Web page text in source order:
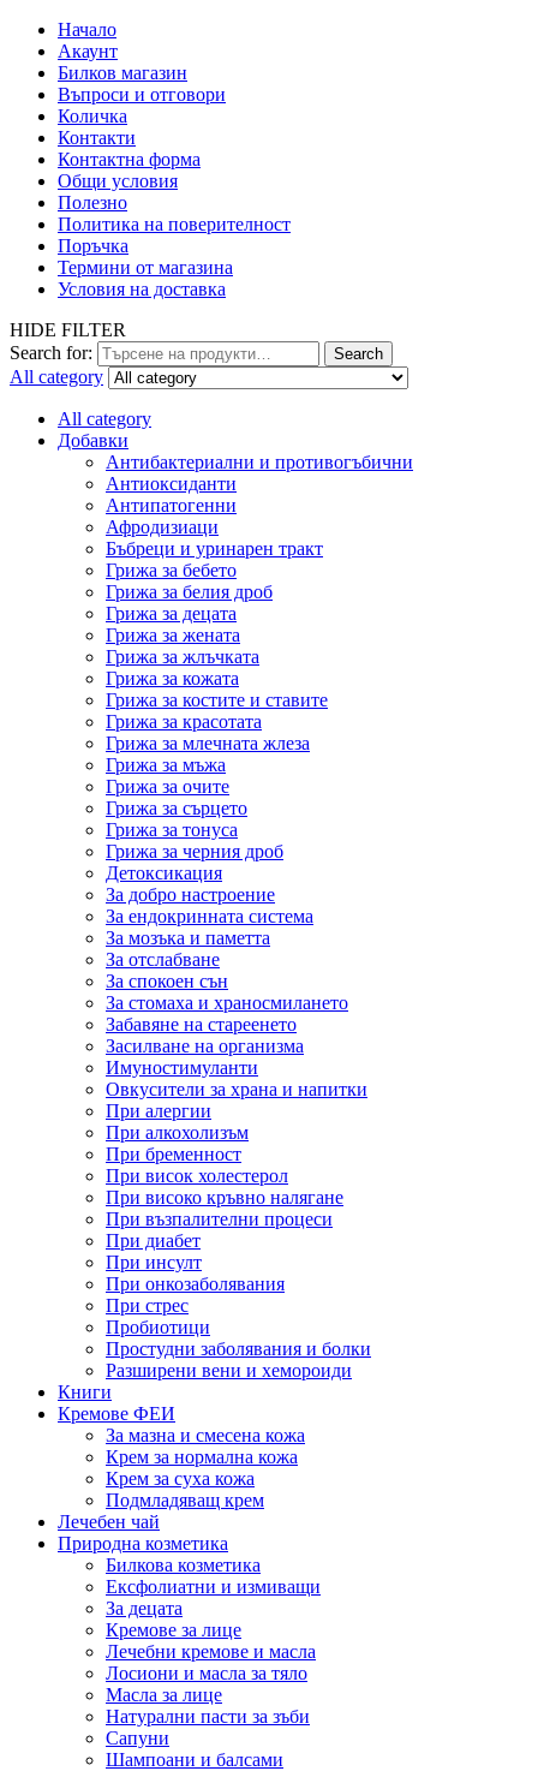
Начало
Акаунт
Билков магазин
Въпроси и отговори
Количка
Контакти
Контактна форма
Общи условия
Полезно
Политика на поверителност
Поръчка
Термини от магазина
Условия на доставка
HIDE FILTER
Search for:
Search
All category
All category
Добавки
Антибактериални и противогъбични
Антиоксиданти
Антипатогенни
Афродизиаци
Бъбреци и уринарен тракт
Грижа за бебето
Грижа за белия дроб
Грижа за децата
Грижа за жената
Грижа за жлъчката
Грижа за кожата
Грижа за костите и ставите
Грижа за красотата
Грижа за млечната жлеза
Грижа за мъжа
Грижа за очите
Грижа за сърцето
Грижа за тонуса
Грижа за черния дроб
Детоксикация
За добро настроение
За ендокринната система
За мозъка и паметта
За отслабване
За спокоен сън
За стомаха и храносмилането
Забавяне на стареенето
Засилване на организма
Имуностимуланти
Овкусители за храна и напитки
При алергии
При алкохолизъм
При бременност
При висок холестерол
При високо кръвно налягане
При възпалителни процеси
При диабет
При инсулт
При онкозаболявания
При стрес
Пробиотици
Простудни заболявания и болки
Разширени вени и хемороиди
Книги
Кремове ФЕИ
За мазна и смесена кожа
Крем за нормална кожа
Крем за суха кожа
Подмладяващ крем
Лечебен чай
Природна козметика
Билкова козметика
Ексфолиатни и измиващи
За децата
Кремове за лице
Лечебни кремове и масла
Лосиони и масла за тяло
Масла за лице
Натурални пасти за зъби
Сапуни
Шампоани и балсами